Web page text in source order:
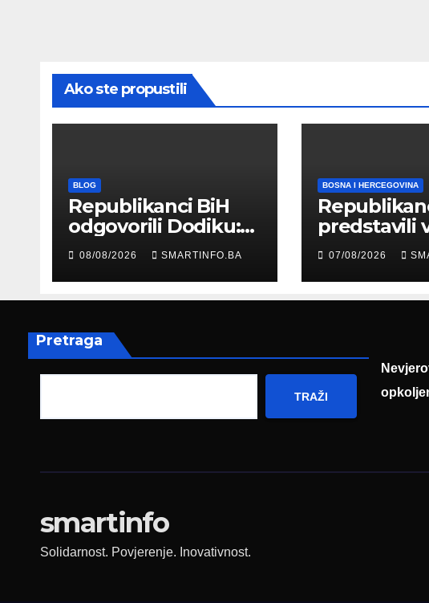
Ako ste propustili
BLOG
Republikanci BiH
odgovorili Dodiku:
Bosanskohercegova
čka kultura postoji i
pripada svim
građanima
08/08/2026 SMARTINFO.BA
BOSNA I HERCEGOVINA
predstavili
moderne
Njemačke
07/08/2026
Pretraga
TRAŽI
smartinfo
Solidarnost. Povjerenje. Inovativnost.